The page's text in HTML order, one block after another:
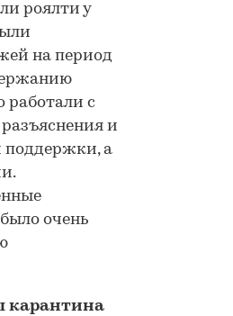
роялти у
на период
работали с
и
поддержки, а
очень
карантина